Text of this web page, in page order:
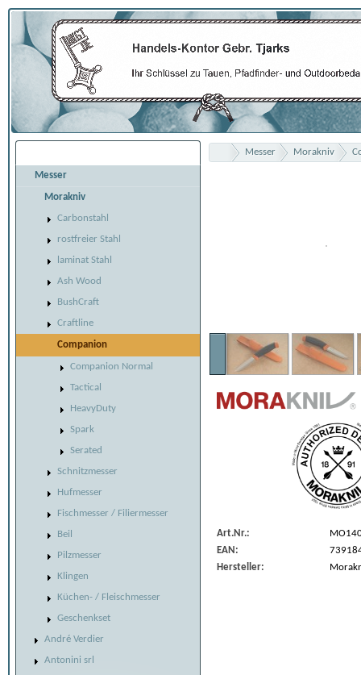
Messer
Morakniv
Carbonstahl
rostfreier Stahl
laminat Stahl
Ash Wood
BushCraft
Craftline
Companion
Companion Normal
Tactical
HeavyDuty
Spark
Serated
Schnitzmesser
Hufmesser
Fischmesser / Filiermesser
Beil
Pilzmesser
Klingen
Küchen- / Fleischmesser
Geschenkset
André Verdier
Antonini srl
Messer Morakniv
Art.Nr.:
EAN:
Hersteller: